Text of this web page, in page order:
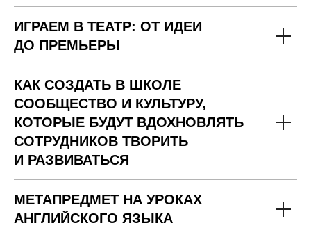
ИГРАЕМ В ТЕАТР: ОТ ИДЕИ
ДО ПРЕМЬЕРЫ
КАК СОЗДАТЬ В ШКОЛЕ
СООБЩЕСТВО И КУЛЬТУРУ,
КОТОРЫЕ БУДУТ ВДОХНОВЛЯТЬ
СОТРУДНИКОВ ТВОРИТЬ
И РАЗВИВАТЬСЯ
МЕТАПРЕДМЕТ НА УРОКАХ
АНГЛИЙСКОГО ЯЗЫКА